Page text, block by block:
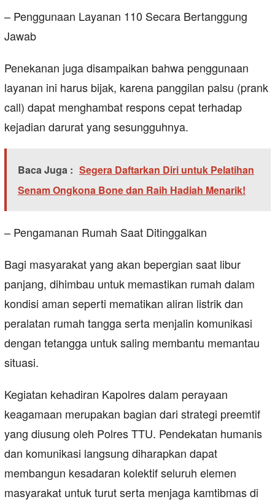
– Penggunaan Layanan 110 Secara Bertanggung
Jawab
Penekanan juga disampaikan bahwa penggunaan
layanan ini harus bijak, karena panggilan palsu (prank
call) dapat menghambat respons cepat terhadap
kejadian darurat yang sesungguhnya.
Baca Juga : Segera Daftarkan Diri untuk Pelatihan
Senam Ongkona Bone dan Raih Hadiah Menarik!
– Pengamanan Rumah Saat Ditinggalkan
Bagi masyarakat yang akan bepergian saat libur
panjang, dihimbau untuk memastikan rumah dalam
kondisi aman seperti mematikan aliran listrik dan
peralatan rumah tangga serta menjalin komunikasi
dengan tetangga untuk saling membantu memantau
situasi.
Kegiatan kehadiran Kapolres dalam perayaan
keagamaan merupakan bagian dari strategi preemtif
yang diusung oleh Polres TTU. Pendekatan humanis
dan komunikasi langsung diharapkan dapat
membangun kesadaran kolektif seluruh elemen
masyarakat untuk turut serta menjaga kamtibmas di